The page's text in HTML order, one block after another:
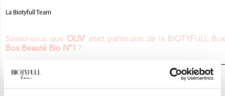
La Biotyfull Team
Saviez-vous que OLIV' était partenaire de la BIOTYFULL
Box Beauté Bio N°1
?
JE DÉCOUVRE LA BOX BEAUTÉ BIO
N°1